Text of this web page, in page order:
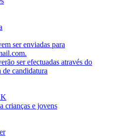
ser enviadas para
ser efectuadas através do
candidatura
crianças e jovens